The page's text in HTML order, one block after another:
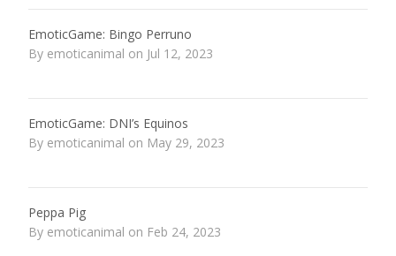
EmoticGame: Bingo Perruno
By emoticanimal on Jul 12, 2023
EmoticGame: DNI’s Equinos
By emoticanimal on May 29, 2023
Peppa Pig
By emoticanimal on Feb 24, 2023